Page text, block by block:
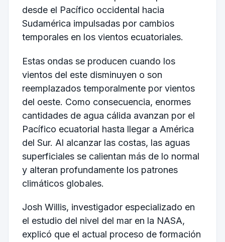
desde el Pacífico occidental hacia
Sudamérica impulsadas por cambios
temporales en los vientos ecuatoriales.
Estas ondas se producen cuando los
vientos del este disminuyen o son
reemplazados temporalmente por vientos
del oeste. Como consecuencia, enormes
cantidades de agua cálida avanzan por el
Pacífico ecuatorial hasta llegar a América
del Sur. Al alcanzar las costas, las aguas
superficiales se calientan más de lo normal
y alteran profundamente los patrones
climáticos globales.
Josh Willis, investigador especializado en
el estudio del nivel del mar en la NASA,
explicó que el actual proceso de formación